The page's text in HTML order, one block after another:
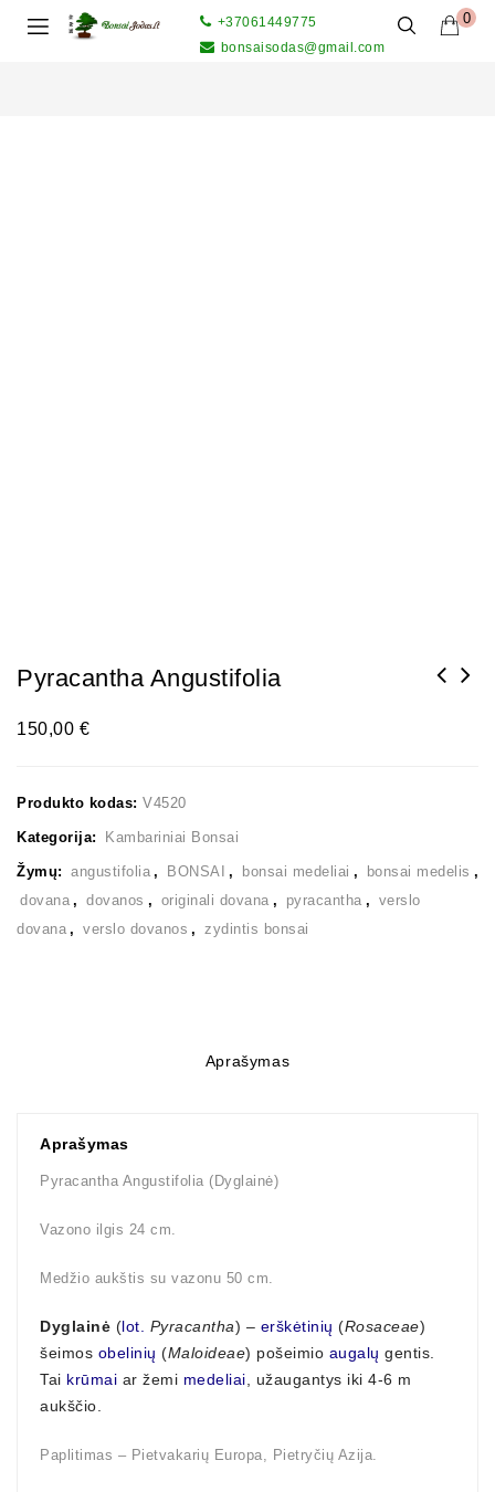
0
+37061449775
bonsaisodas@gmail.com
Pyracantha Angustifolia
150,00€
Produkto kodas: V4520
Kategorija: Kambariniai Bonsai
Žymų: angustifolia , BONSAI , bonsai medeliai , bonsai medelis ,
dovana , dovanos , originali dovana , pyracantha , verslo
dovana , verslo dovanos , zydintis bonsai
Aprašymas
Aprašymas
Pyracantha Angustifolia (Dyglainė)
Vazono ilgis 24 cm.
Medžio aukštis su vazonu 50 cm.
Dyglainė (lot. Pyracantha) – erškėtinių (Rosaceae)
šeimos obelinių (Maloideae) pošeimio augalų gentis.
Tai krūmai ar žemi medeliai , užaugantys iki 4-6 m
aukščio.
Paplitimas – Pietvakarių Europa, Pietryčių Azija.